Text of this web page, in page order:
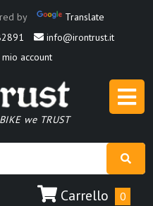
by
Translate
info@irontrust.it
account
we TRUST
Carrello 0